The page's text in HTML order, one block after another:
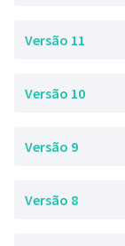
Versão 11
Versão 10
Versão 9
Versão 8